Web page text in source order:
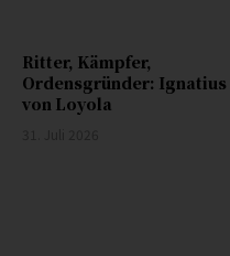
Ritter, Kämpfer,
Ordensgründer: Ignatius
von Loyola